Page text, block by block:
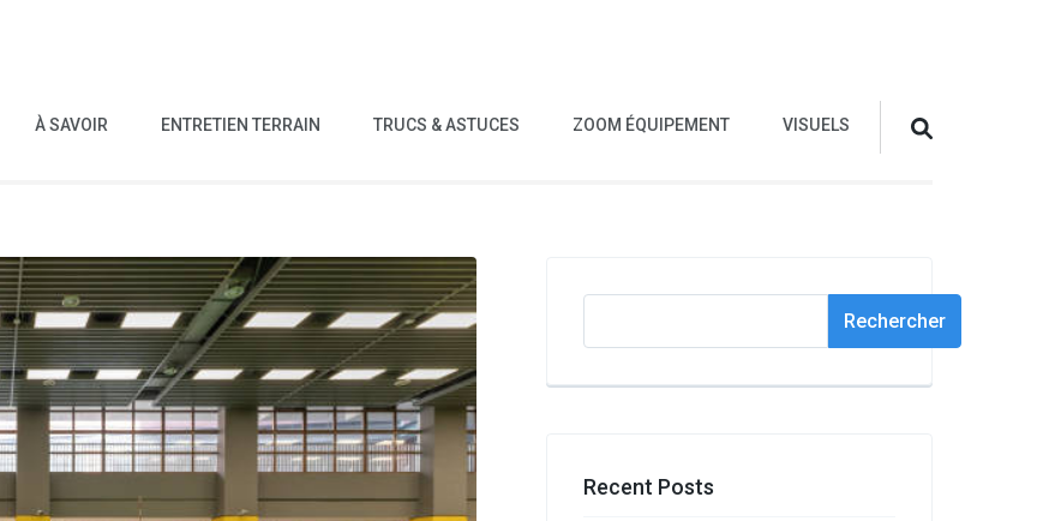
À SAVOIR ENTRETIEN TERRAIN TRUCS & ASTUCES ZOOM ÉQUIPEMENT VISUELS
Rechercher
Recent Posts